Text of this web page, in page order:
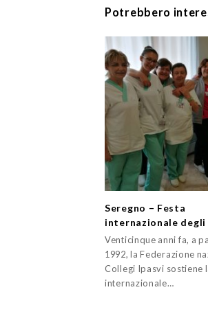
Potrebbero
Seregno – Festa
internazionale
Venticinque anni fa, a
1992, la Federazione
Collegi Ipasvi sostiene
internazionale…